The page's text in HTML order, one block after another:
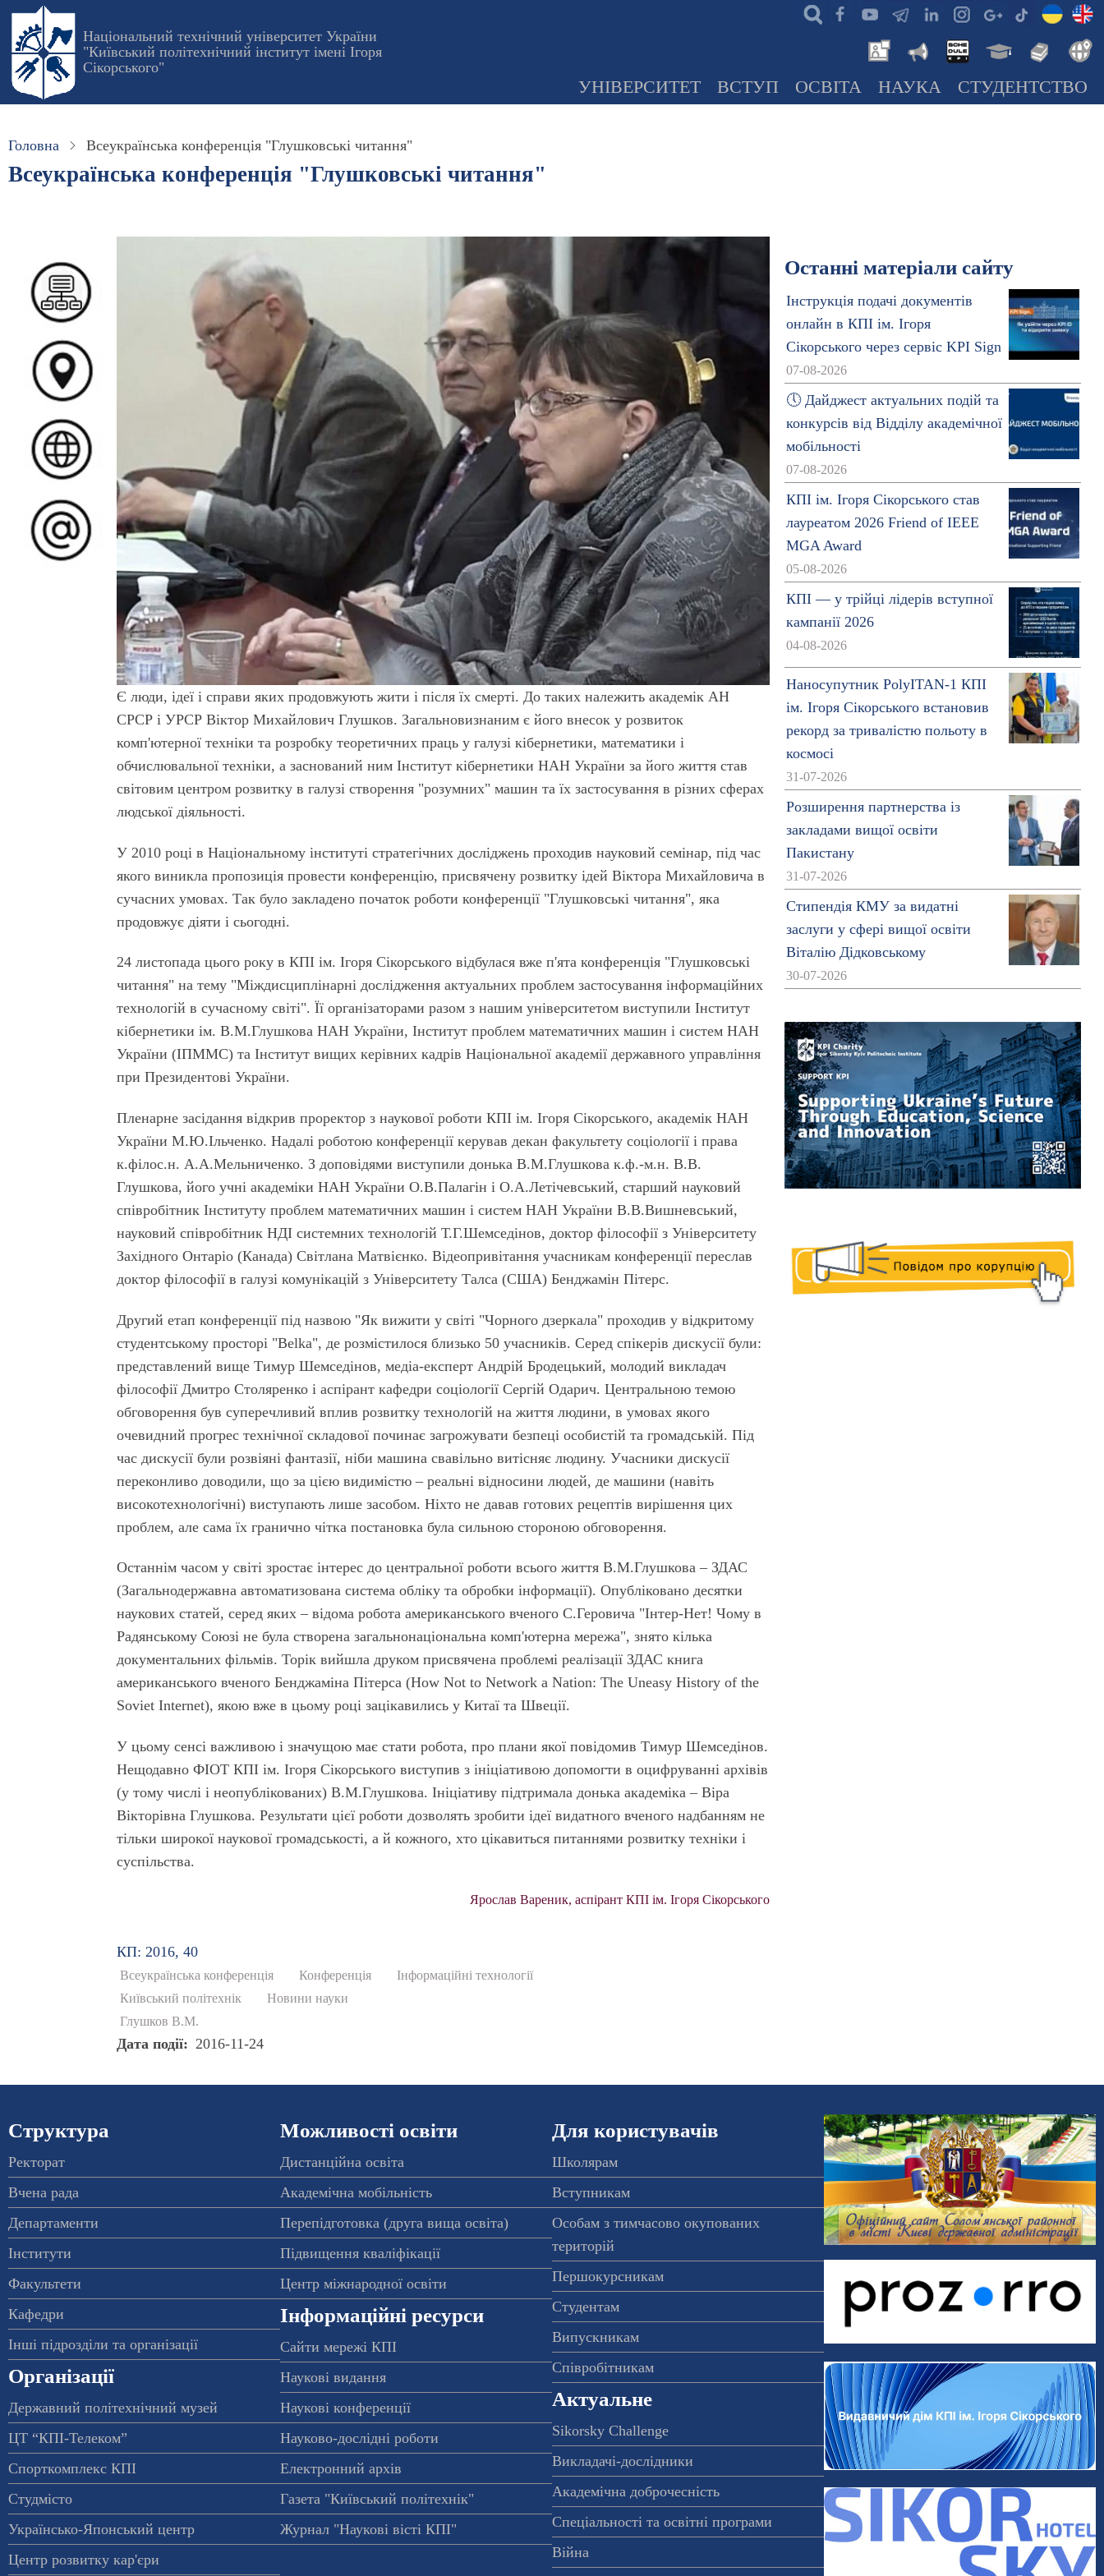
Перейти
основного
вмісту
Національний технічний університет України
"Київський політехнічний інститут імені Ігоря
Сікорського"
УНІВЕРСИТЕТ ВСТУП ОСВІТА НАУКА СТУДЕНТСТВО
Головна Всеукраїнська конференція "Глушковські читання"
Всеукраїнська конференція "Глушковські читання"
Є люди, ідеї і справи яких продовжують жити і після їх смерті. До таких належить академік АН
СРСР і УРСР Віктор Михайлович Глушков. Загальновизнаним є його внесок у розвиток
комп'ютерної техніки та розробку теоретичних праць у галузі кібернетики, математики і
обчислювальної техніки, а заснований ним Інститут кібернетики НАН України за його життя став
світовим центром розвитку в галузі створення "розумних" машин та їх застосування в різних сферах
людської діяльності.
У 2010 році в Національному інституті стратегічних досліджень проходив науковий семінар, під час
якого виникла пропозиція провести конференцію, присвячену розвитку ідей Віктора Михайловича в
сучасних умовах. Так було закладено початок роботи конференції "Глушковські читання", яка
продовжує діяти і сьогодні.
24 листопада цього року в КПІ ім. Ігоря Сікорського відбулася вже п'ята конференція "Глушковські
читання" на тему "Міждисциплінарні дослідження актуальних проблем застосування інформаційних
технологій в сучасному світі". Її організаторами разом з нашим університетом виступили Інститут
кібернетики ім. В.М.Глушкова НАН України, Інститут проблем математичних машин і систем НАН
України (ІПММС) та Інститут вищих керівних кадрів Національної академії державного управління
при Президентові України.
Пленарне засідання відкрив проректор з наукової роботи КПІ ім. Ігоря Сікорського, академік НАН
України М.Ю.Ільченко. Надалі роботою конференції керував декан факультету соціології і права
к.філос.н. А.А.Мельниченко. З доповідями виступили донька В.М.Глушкова к.ф.-м.н. В.В.
Глушкова, його учні академіки НАН України О.В.Палагін і О.А.Летічевський, старший науковий
співробітник Інституту проблем математичних машин і систем НАН України В.В.Вишневський,
науковий співробітник НДІ системних технологій Т.Г.Шемседінов, доктор філософії з Університету
Західного Онтаріо (Канада) Світлана Матвієнко. Відеопривітання учасникам конференції переслав
доктор філософії в галузі комунікацій з Університету Талса (США) Бенджамін Пітерс.
Другий етап конференції під назвою "Як вижити у світі "Чорного дзеркала" проходив у відкритому
студентському просторі "Belka", де розмістилося близько 50 учасників. Серед спікерів дискусії були:
представлений вище Тимур Шемседінов, медіа-експерт Андрій Бродецький, молодий викладач
філософії Дмитро Столяренко і аспірант кафедри соціології Сергій Одарич. Центральною темою
обговорення був суперечливий вплив розвитку технологій на життя людини, в умовах якого
очевидний прогрес технічної складової починає загрожувати безпеці особистій та громадській. Під
час дискусії були розвіяні фантазії, ніби машина свавільно витісняє людину. Учасники дискусії
переконливо доводили, що за цією видимістю – реальні відносини людей, де машини (навіть
високотехнологічні) виступають лише засобом. Ніхто не давав готових рецептів вирішення цих
проблем, але сама їх гранично чітка постановка була сильною стороною обговорення.
Останнім часом у світі зростає інтерес до центральної роботи всього життя В.М.Глушкова – ЗДАС
(Загальнодержавна автоматизована система обліку та обробки інформації). Опубліковано десятки
наукових статей, серед яких – відома робота американського вченого С.Геровича "Інтер-Нет! Чому в
Радянському Союзі не була створена загальнонаціональна комп'ютерна мережа", знято кілька
документальних фільмів. Торік вийшла друком присвячена проблемі реалізації ЗДАС книга
американського вченого Бенджаміна Пітерса (How Not to Network a Nation: The Uneasy History of the
Soviet Internet), якою вже в цьому році зацікавились у Китаї та Швеції.
У цьому сенсі важливою і значущою має стати робота, про плани якої повідомив Тимур Шемседінов.
Нещодавно ФІОТ КПІ ім. Ігоря Сікорського виступив з ініціативою допомогти в оцифруванні архівів
(у тому числі і неопублікованих) В.М.Глушкова. Ініціативу підтримала донька академіка – Віра
Вікторівна Глушкова. Результати цієї роботи дозволять зробити ідеї видатного вченого надбанням не
тільки широкої наукової громадськості, а й кожного, хто цікавиться питаннями розвитку техніки і
суспільства.
Ярослав Вареник, аспірант КПІ ім. Ігоря Сікорського
КП: 2016, 40
Всеукраїнська конференція Конференція
Інформаційні технології
Київський політехнік
Новини науки
Глушков В.М.
Дата події 2016-11-24
Останні матеріали сайту
Інструкція подачі документів
онлайн в КПІ ім. Ігоря
Сікорського через сервіс KPI Sign
07-08-2026
🕔 Дайджест актуальних подій та
конкурсів від Відділу академічної
мобільності
07-08-2026
КПІ ім. Ігоря Сікорського став
лауреатом 2026 Friend of IEEE
MGA Award
05-08-2026
КПІ — у трійці лідерів вступної
кампанії 2026
04-08-2026
Наносупутник PolyITAN-1 КПІ
ім. Ігоря Сікорського встановив
рекорд за тривалістю польоту в
космосі
31-07-2026
Розширення партнерства із
закладами вищої освіти
Пакистану
31-07-2026
Стипендія КМУ за видатні
заслуги у сфері вищої освіти
Віталію Дідковському
30-07-2026
Структура
Ректорат
Вчена рада
Департаменти
Інститути
Факультети
Кафедри
Інші підрозділи та організації
Організації
Державний політехнічний музей
ЦТ “КПІ-Телеком”
Спорткомплекс КПІ
Студмісто
Українсько-Японський центр
Центр розвитку кар'єри
Можливості освіти
Дистанційна освіта
Академічна мобільність
Перепідготовка (друга вища освіта)
Підвищення кваліфікації
Центр міжнародної освіти
Інформаційні ресурси
Сайти мережі КПІ
Наукові видання
Наукові конференції
Науково-дослідні роботи
Електронний архів
Газета "Київський політехнік"
Журнал "Наукові вісті КПІ"
Для користувачів
Школярам
Вступникам
Особам з тимчасово окупованих
територій
Першокурсникам
Студентам
Випускникам
Співробітникам
Актуальне
Sikorsky Challenge
Викладачі-дослідники
Академічна доброчесність
Спеціальності та освітні програми
Війна